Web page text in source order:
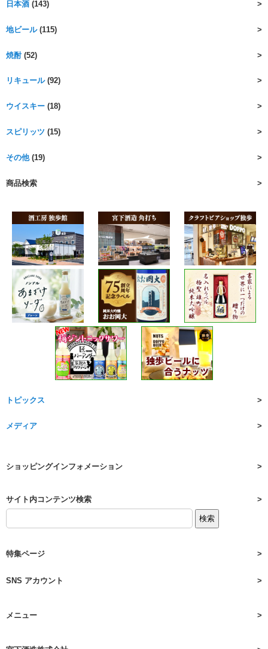
日本酒 (143)
地ビール(115)
焼酎(52)
リキュール(92)
ウイスキー (18)
スピリッツ (15)
その他(19)
商品検索
トピックス
メディア
ショッピングインフォメーション
サイト内コンテンツ検索
特集ページ
SNS アカウント
メニュー